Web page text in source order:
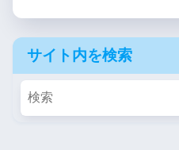
サイト内を検索